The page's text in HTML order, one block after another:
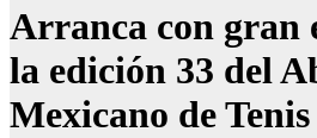
Arranca con gran
la edición 33 del
Mexicano de